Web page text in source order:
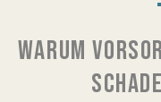
WARUM